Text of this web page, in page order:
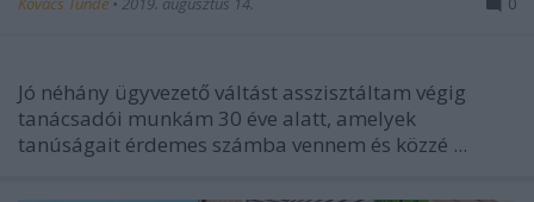
Jó néhány ügyvezető váltást asszisztáltam végig
tanácsadói munkám 30 éve alatt, amelyek
tanúságait érdemes számba vennem és közzé ...